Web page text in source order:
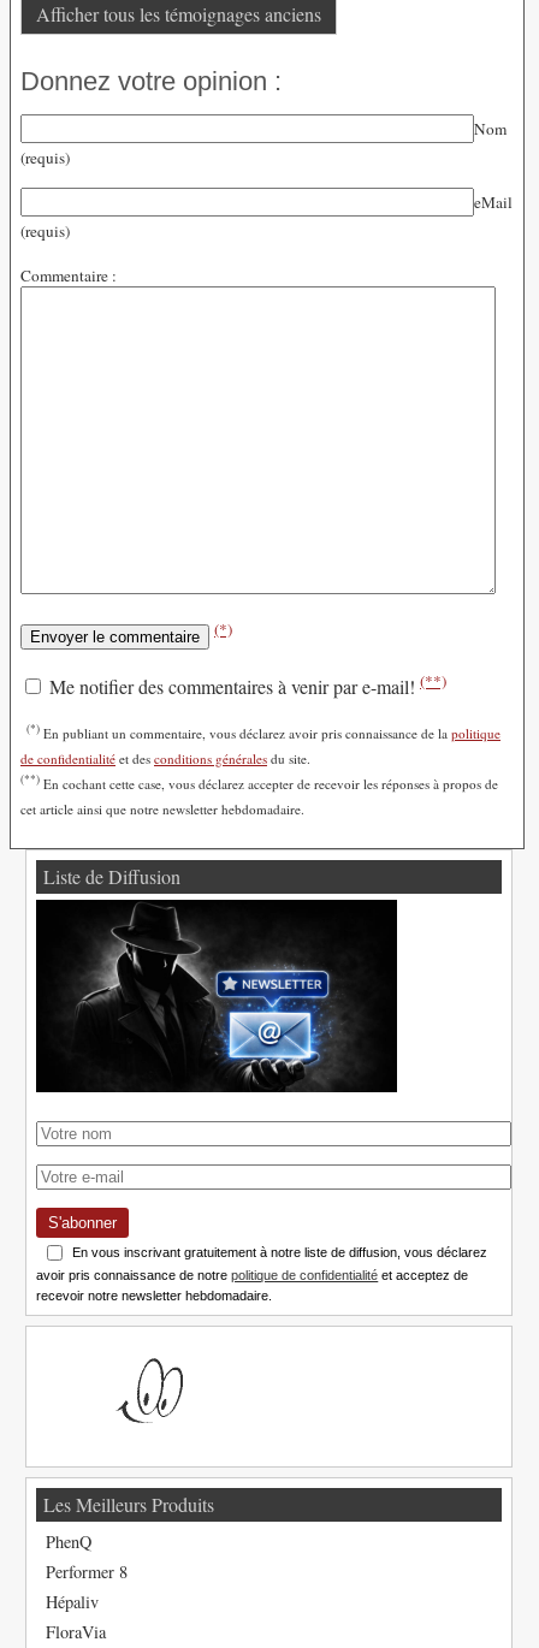
Afficher tous les témoignages anciens
Donnez votre opinion :
Nom
(requis)
eMail
(requis)
Commentaire :
(*)
Me notifier des commentaires à venir par e-mail! (**)
(*) En publiant un commentaire, vous déclarez avoir pris connaissance de la politique
de confidentialité et des conditions générales du site.
(**) En cochant cette case, vous déclarez accepter de recevoir les réponses à propos de
cet article ainsi que notre newsletter hebdomadaire.
Liste de Diffusion
S'abonner
En vous inscrivant gratuitement à notre liste de diffusion, vous déclarez
avoir pris connaissance de notrepolitique de confidentialité et acceptez de
recevoir notre newsletter hebdomadaire.
Les Meilleurs Produits
PhenQ
Performer 8
Hépaliv
FloraVia